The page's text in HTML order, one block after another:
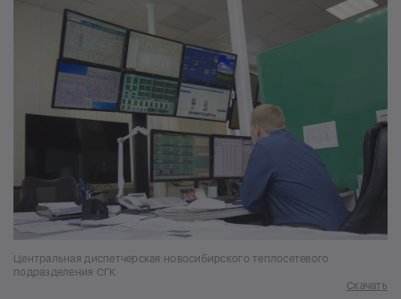
Центральная диспетчерская новосибирского теплосетевого
подразделения СГК
Скачать